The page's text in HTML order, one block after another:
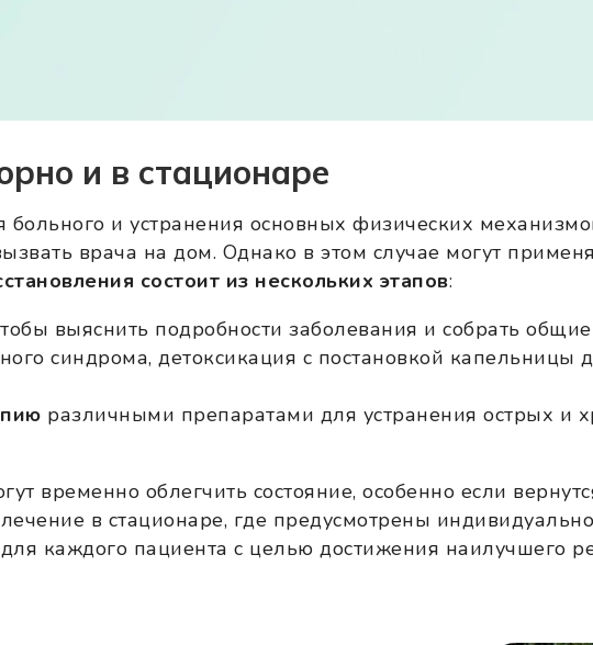
и в стационаре
больного и устранения основных физических
врача на дом. Однако в этом случае могут
состоит из нескольких этапов:
выяснить подробности заболевания и собрать
синдрома, детоксикация с постановкой
различными препаратами для устранения острых и
временно облегчить состояние, особенно если
в стационаре, где предусмотрены
каждого пациента с целью достижения наилучшего